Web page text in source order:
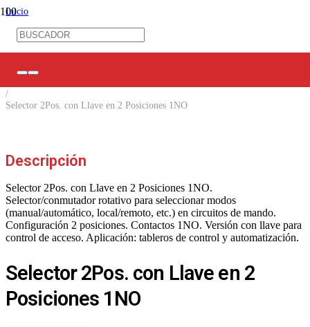
Inicio
Control Industrial
/
Selector 2Pos. con Llave en 2 Posiciones 1NO
Descripción
Selector 2Pos. con Llave en 2 Posiciones 1NO.
Selector/conmutador rotativo para seleccionar modos
(manual/automático, local/remoto, etc.) en circuitos de mando.
Configuración 2 posiciones. Contactos 1NO. Versión con llave para
control de acceso. Aplicación: tableros de control y automatización.
Selector 2Pos. con Llave en 2
Posiciones 1NO